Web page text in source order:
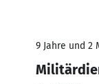
9 Jahre und 2